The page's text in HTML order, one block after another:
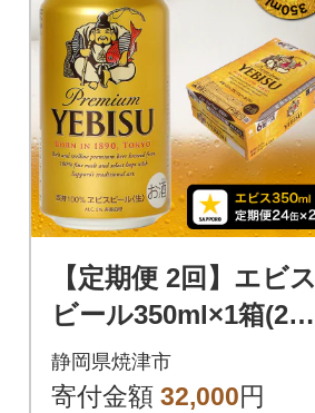
【定期便 2回】エビス
ビール350ml×1箱(24
缶)(T0109-1602)
静岡県焼津市
寄付金額 32,000円